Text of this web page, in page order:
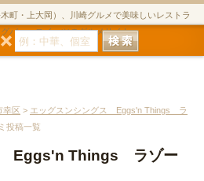
町・上大岡）、川崎グルメで美味しいレストラ
バー・スイーツのグルメサイト
幸区 > エッグスンシングス Eggs'n Things ラ
投稿一覧
Eggs'n Things ラゾー